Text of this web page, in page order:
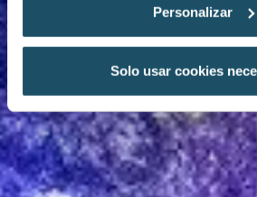
Personalizar
Solo usar cookies